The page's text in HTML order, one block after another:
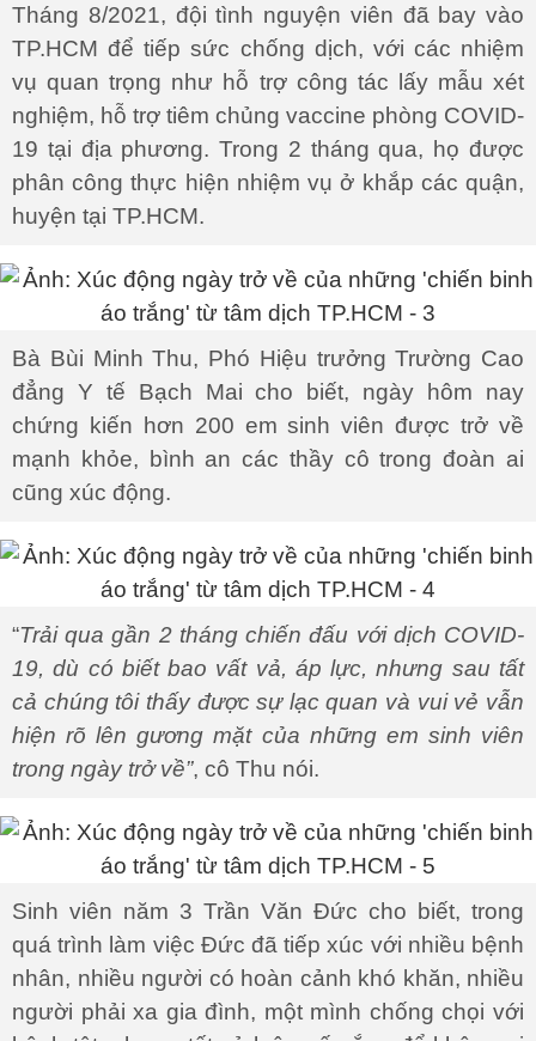
Tháng 8/2021, đội tình nguyện viên đã bay vào
TP.HCM để tiếp sức chống dịch, với các nhiệm
vụ quan trọng như hỗ trợ công tác lấy mẫu xét
nghiệm, hỗ trợ tiêm chủng vaccine phòng COVID-
19 tại địa phương. Trong 2 tháng qua, họ được
phân công thực hiện nhiệm vụ ở khắp các quận,
huyện tại TP.HCM.
Bà Bùi Minh Thu, Phó Hiệu trưởng Trường Cao
đẳng Y tế Bạch Mai cho biết, ngày hôm nay
chứng kiến hơn 200 em sinh viên được trở về
mạnh khỏe, bình an các thầy cô trong đoàn ai
cũng xúc động.
“Trải qua gần 2 tháng chiến đấu với dịch COVID-
19, dù có biết bao vất vả, áp lực, nhưng sau tất
cả chúng tôi thấy được sự lạc quan và vui vẻ vẫn
hiện rõ lên gương mặt của những em sinh viên
trong ngày trở về”, cô Thu nói.
Sinh viên năm 3 Trần Văn Đức cho biết, trong
quá trình làm việc Đức đã tiếp xúc với nhiều bệnh
nhân, nhiều người có hoàn cảnh khó khăn, nhiều
người phải xa gia đình, một mình chống chọi với